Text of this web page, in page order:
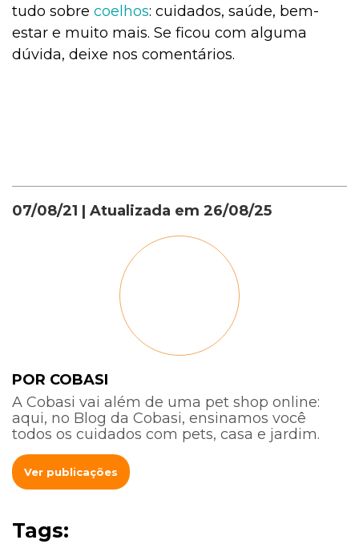
tudo sobre coelhos: cuidados, saúde, bem-
estar e muito mais. Se ficou com alguma
dúvida, deixe nos comentários.
07/08/21 | Atualizada em 26/08/25
POR COBASI
A Cobasi vai além de uma pet shop online:
aqui, no Blog da Cobasi, ensinamos você
todos os cuidados com pets, casa e jardim.
Ver publicações
Tags: